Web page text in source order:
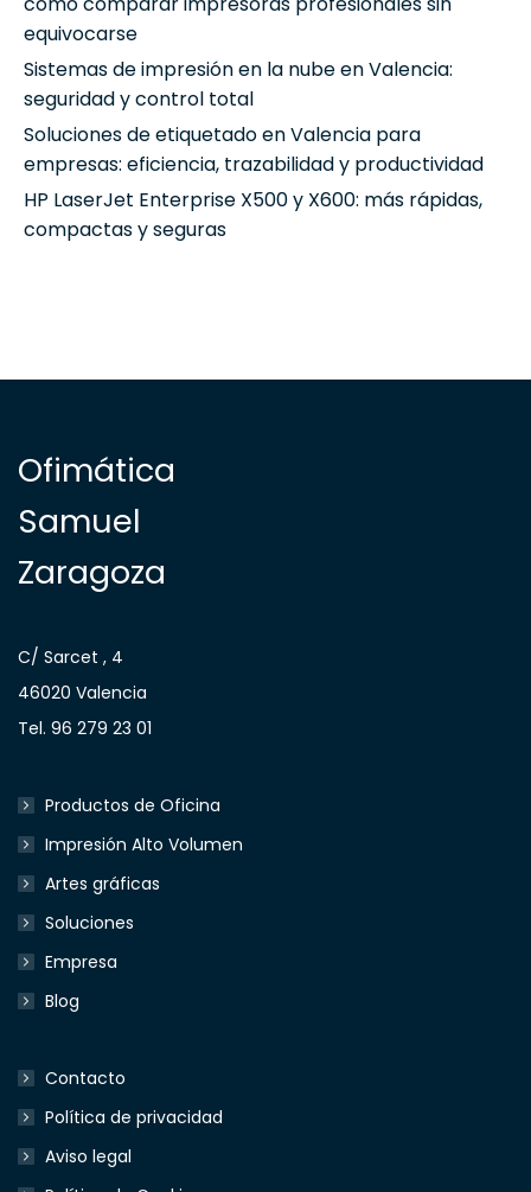
equivocarse
Sistemas de impresión en la nube en Valencia:
seguridad y control total
Soluciones de etiquetado en Valencia para
empresas: eficiencia, trazabilidad y productividad
HP LaserJet Enterprise X500 y X600: más rápidas,
compactas y seguras
Ofimática
Samuel
Zaragoza
C/ Sarcet , 4
46020 Valencia
Tel. 96 279 23 01
Productos de Oficina
Impresión Alto Volumen
Artes gráficas
Soluciones
Empresa
Blog
Contacto
Política de privacidad
Aviso legal